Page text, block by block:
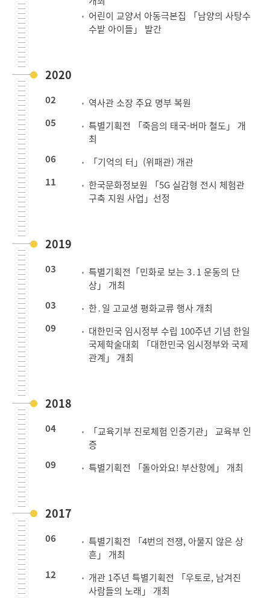
어린이 교양서 아동극본집 「남양의 사탕수
수밭 아이들」 발간
2020
02
역사관 소장 주요 명부 복원
05
특별기획전 「죽음의 태국-버마 철도」 개
최
06
「기억의 터」(위패관) 개관
11
한국문화정보원 「5G 실감형 전시 체험관
구축 지원 사업」선정
2019
03
특별기획전「민화로 보는 3․1 운동의 단
상」 개최
03
한․일 고교생 평화교류 행사 개최
09
대한민국 임시정부 수립 100주년 기념 한일
국제학술대회 「대한민국 임시정부와 국제
관계」 개최
2018
04
「교육기부 진로체험 인증기관」 교육부 인
증
09
특별기획전 「돌아와요! 부산항에」 개최
2017
06
특별기획전 「4번의 전쟁, 아물지 않은 상
흔」 개최
12
개관 1주년 특별기획전 「우토로, 남겨진
사람들의 노래」 개최